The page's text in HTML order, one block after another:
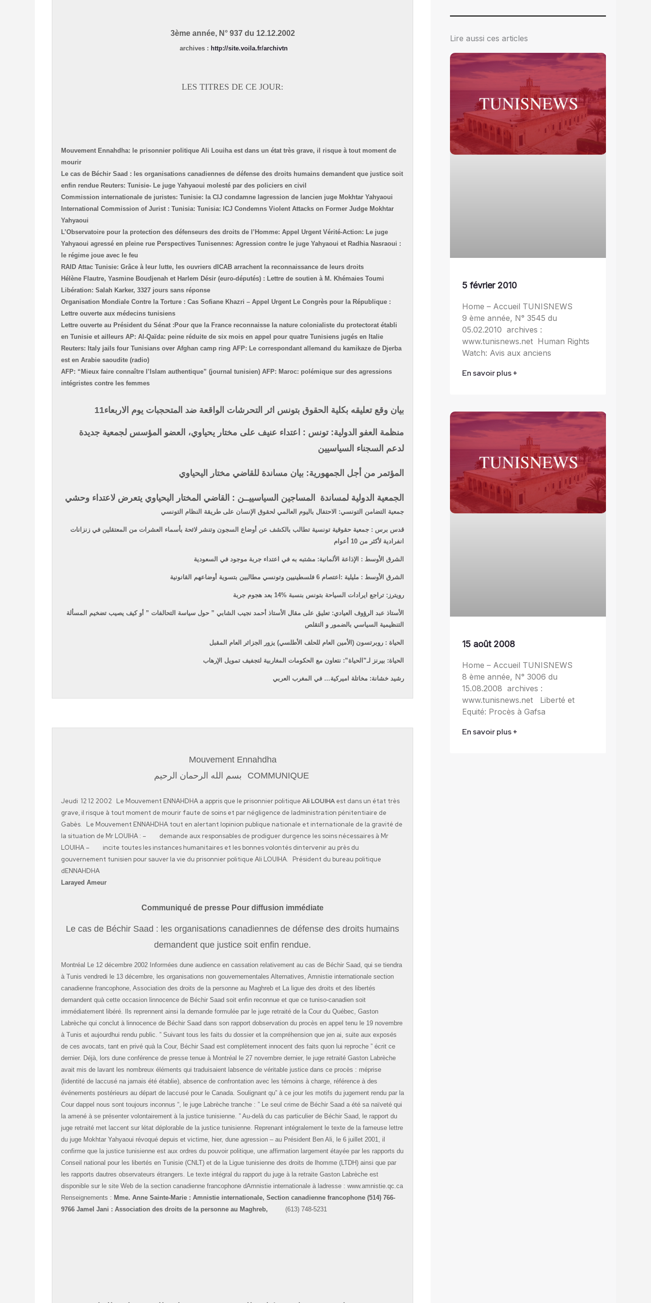
3ème année, N° 937 du 12.12.2002
archives : http://site.voila.fr/archivtn
LES TITRES DE CE JOUR:
Mouvement Ennahdha: le prisonnier politique Ali Louiha est dans un état très grave, il risque à tout moment de
mourir
Le cas de Béchir Saad : les organisations canadiennes de défense des droits humains demandent que justice soit
enfin rendue Reuters: Tunisie- Le juge Yahyaoui molesté par des policiers en civil
Commission internationale de juristes: Tunisie: la CIJ condamne lagression de lancien juge Mokhtar Yahyaoui
International Commission of Jurist : Tunisia: Tunisia: ICJ Condemns Violent Attacks on Former Judge Mokhtar
Yahyaoui
L’Observatoire pour la protection des défenseurs des droits de l’Homme: Appel Urgent Vérité-Action: Le juge
Yahyaoui agressé en pleine rue Perspectives Tunisennes: Agression contre le juge Yahyaoui et Radhia Nasraoui :
le régime joue avec le feu
RAID Attac Tunisie: Grâce à leur lutte, les ouvriers dICAB arrachent la reconnaissance de leurs droits
Hélène Flautre, Yasmine Boudjenah et Harlem Désir (euro-députés) : Lettre de soutien à M. Khémaies Toumi
Libération: Salah Karker, 3327 jours sans réponse
Organisation Mondiale Contre la Torture : Cas Sofiane Khazri – Appel Urgent Le Congrès pour la République :
Lettre ouverte aux médecins tunisiens
Lettre ouverte au Président du Sénat :Pour que la France reconnaisse la nature colonialiste du protectorat établi
en Tunisie et ailleurs AP: Al-Qaïda: peine réduite de six mois en appel pour quatre Tunisiens jugés en Italie
Reuters: Italy jails four Tunisians over Afghan camp ring AFP: Le correspondant allemand du kamikaze de Djerba
est en Arabie saoudite (radio)
AFP: “Mieux faire connaître l’Islam authentique” (journal tunisien) AFP: Maroc: polémique sur des agressions
intégristes contre les femmes
بيان وقع تعليقه بكلية الحقوق بتونس اثر التحرشات الواقعة ضد المتحجبات يوم الاربعاء11
منظمة العفو الدولية: تونس : اعتداء عنيف على مختار يحياوي، العضو المؤسس لجمعية جديدة
لدعم السجناء السياسيين
المؤتمر من أجل الجمهورية: بيان مساندة للقاضي مختار اليحياوي
الجمعية الدولية لمساندة المساجين السياسييــن : القاضي المختار اليحياوي يتعرض لاعتداء وحشي
جمعية التضامن التونسي: الاحتفال باليوم العالمي لحقوق الإنسان على طريقة النظام التونسي
قدس برس : جمعية حقوقية تونسية تطالب بالكشف عن أوضاع السجون وتنشر لائحة بأسماء العشرات من المعتقلين في زنزانات
انفرادية لأكثر من 10 أعوام
الشرق الأوسط : الإذاعة الألمانية: مشتبه به في اعتداء جربة موجود في السعودية
الشرق الأوسط : مليلية :اعتصام 6 فلسطينيين وتونسي مطالبين بتسوية أوضاعهم القانونية
رويترز: تراجع ايرادات السياحة بتونس بنسبة %14 بعد هجوم جربة
الأستاذ عبد الرؤوف العيادي: تعليق على مقال الأستاذ أحمد نجيب الشابي ” حول سياسة التحالفات ” أو كيف يصيب تضخيم المسألة
التنظيمية السياسي بالضمور و التقلص
الحياة : روبرتسون (الأمين العام للحلف الأطلسي) يزور الجزائر العام المقبل
الحياة: بيرنز لـ”الحياة”: نتعاون مع الحكومات المغاربية لتجفيف تمويل الإرهاب
رشيد خشانة: مخاتلة اميركية… في المغرب العربي
Mouvement Ennahdha
بسم الله الرحمان الرحيم
COMMUNIQUE
Jeudi 12 12 2002 Le Mouvement ENNAHDHA a appris que le prisonnier politique Ali LOUIHA est dans un état très
grave, il risque à tout moment de mourir faute de soins et par négligence de ladministration pénitentiaire de
Gabès. Le Mouvement ENNAHDHA tout en alertant lopinion publique nationale et internationale de la gravité de
la situation de Mr LOUIHA : – demande aux responsables de prodiguer durgence les soins nécessaires à Mr
LOUIHA – incite toutes les instances humanitaires et les bonnes volontés dintervenir au près du
gouvernement tunisien pour sauver la vie du prisonnier politique Ali LOUIHA. Président du bureau politique
dENNAHDHA
Larayed Ameur
Communiqué de presse Pour diffusion immédiate
Le cas de Béchir Saad : les organisations canadiennes de défense des droits humains
demandent que justice soit enfin rendue.
Montréal Le 12 décembre 2002 Informées dune audience en cassation relativement au cas de Béchir Saad, qui se tiendra
à Tunis vendredi le 13 décembre, les organisations non gouvernementales Alternatives, Amnistie internationale section
canadienne francophone, Association des droits de la personne au Maghreb et La ligue des droits et des libertés
demandent quà cette occasion linnocence de Béchir Saad soit enfin reconnue et que ce tuniso-canadien soit
immédiatement libéré. Ils reprennent ainsi la demande formulée par le juge retraité de la Cour du Québec, Gaston
Labrèche qui conclut à linnocence de Béchir Saad dans son rapport dobservation du procès en appel tenu le 19 novembre
à Tunis et aujourdhui rendu public. ” Suivant tous les faits du dossier et la compréhension que jen ai, suite aux exposés
de ces avocats, tant en privé quà la Cour, Béchir Saad est complètement innocent des faits quon lui reproche ” écrit ce
dernier. Déjà, lors dune conférence de presse tenue à Montréal le 27 novembre dernier, le juge retraité Gaston Labrèche
avait mis de lavant les nombreux éléments qui traduisaient labsence de véritable justice dans ce procès : méprise
(lidentité de laccusé na jamais été établie), absence de confrontation avec les témoins à charge, référence à des
événements postérieurs au départ de laccusé pour le Canada. Soulignant qu” à ce jour les motifs du jugement rendu par la
Cour dappel nous sont toujours inconnus “, le juge Labrèche tranche : ” Le seul crime de Béchir Saad a été sa naïveté qui
la amené à se présenter volontairement à la justice tunisienne. ” Au-delà du cas particulier de Béchir Saad, le rapport du
juge retraité met laccent sur létat déplorable de la justice tunisienne. Reprenant intégralement le texte de la fameuse lettre
du juge Mokhtar Yahyaoui révoqué depuis et victime, hier, dune agression – au Président Ben Ali, le 6 juillet 2001, il
confirme que la justice tunisienne est aux ordres du pouvoir politique, une affirmation largement étayée par les rapports du
Conseil national pour les libertés en Tunisie (CNLT) et de la Ligue tunisienne des droits de lhomme (LTDH) ainsi que par
les rapports dautres observateurs étrangers. Le texte intégral du rapport du juge à la retraite Gaston Labrèche est
disponible sur le site Web de la section canadienne francophone dAmnistie internationale à ladresse : www.amnistie.qc.ca
Renseignements : Mme. Anne Sainte-Marie : Amnistie internationale, Section canadienne francophone (514) 766-
9766 Jamel Jani : Association des droits de la personne au Maghreb, (613) 748-5231
Lire aussi ces articles
5 février 2010
Home – Accueil TUNISNEWS
9 ème année, N° 3545 du
05.02.2010 archives :
www.tunisnews.net Human Rights
Watch: Avis aux anciens
En savoir plus +
15 août 2008
Home – Accueil TUNISNEWS
8 ème année, N° 3006 du
15.08.2008 archives :
www.tunisnews.net Liberté et
Equité: Procès à Gafsa
En savoir plus +